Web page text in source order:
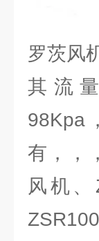
罗茨风
其流
98Kpa
有，，
风机